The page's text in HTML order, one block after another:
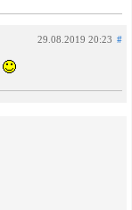
29.08.2019 20:23 #